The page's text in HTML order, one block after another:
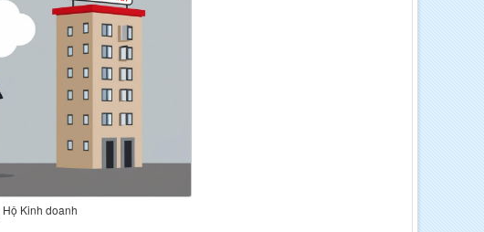
Kinh doanh